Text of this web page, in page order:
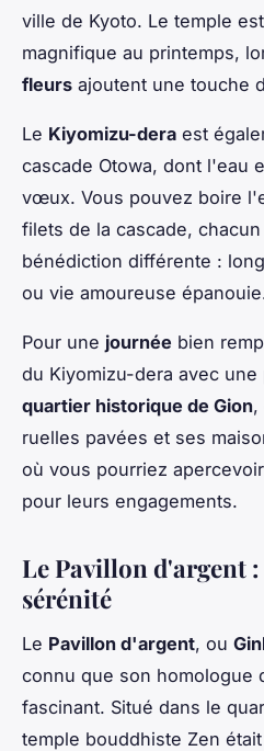
ville de Kyoto. Le temple
magnifique au printemps,
fleurs ajoutent une touche
Le Kiyomizu-dera est
cascade Otowa, dont l'eau
vœux. Vous pouvez boire
filets de la cascade,
bénédiction différente :
ou vie amoureuse
Pour une journée bien
du Kiyomizu-dera avec une
quartier historique de Gion,
ruelles pavées et ses
où vous pourriez
pour leurs engagements.
Le Pavillon d'argent
sérénité
Le Pavillon d'argent, ou
connu que son homologue
fascinant. Situé dans le
temple bouddhiste Zen